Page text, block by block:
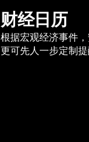
财经日历
根据宏观经济事件，
更可先人一步定制